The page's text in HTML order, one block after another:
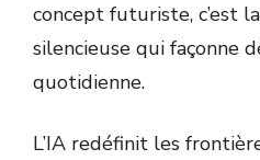
concept futuriste, c’est
silencieuse qui façonne
quotidienne.
L’IA redéfinit les